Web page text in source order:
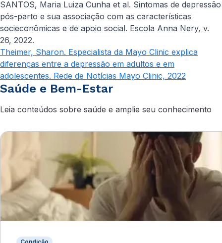
SANTOS, Maria Luiza Cunha et al. Sintomas de depressão
pós-parto e sua associação com as características
socieconômicas e de apoio social. Escola Anna Nery, v.
26, 2022.
Theimer, Sharon. Especialista da Mayo Clinic explica
diferenças entre a depressão em adultos e em
adolescentes. Rede de Notícias Mayo Clinic, 2022
Saúde e Bem-Estar
Leia conteúdos sobre saúde e amplie seu conhecimento